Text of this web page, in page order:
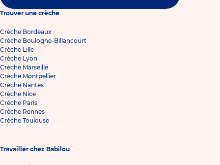
Trouver une crèche
Crèche Bordeaux
Crèche Boulogne-Billancourt
Crèche Lille
Crèche Lyon
Crèche Marseille
Crèche Montpellier
Crèche Nantes
Crèche Nice
Crèche Paris
Crèche Rennes
Crèche Toulouse
Travailler chez Babilou